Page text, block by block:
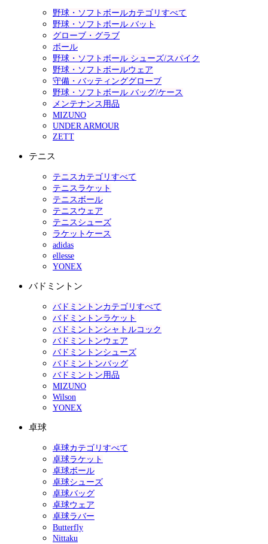
野球・ソフトボールカテゴリすべて
野球・ソフトボール バット
グローブ・グラブ
ボール
野球・ソフトボール シューズ/スパイク
野球・ソフトボールウェア
守備・バッティンググローブ
野球・ソフトボール バッグ/ケース
メンテナンス用品
MIZUNO
UNDER ARMOUR
ZETT
テニス
テニスカテゴリすべて
テニスラケット
テニスボール
テニスウェア
テニスシューズ
ラケットケース
adidas
ellesse
YONEX
バドミントン
バドミントンカテゴリすべて
バドミントンラケット
バドミントンシャトルコック
バドミントンウェア
バドミントンシューズ
バドミントンバッグ
バドミントン用品
MIZUNO
Wilson
YONEX
卓球
卓球カテゴリすべて
卓球ラケット
卓球ボール
卓球シューズ
卓球バッグ
卓球ウェア
卓球ラバー
Butterfly
Nittaku